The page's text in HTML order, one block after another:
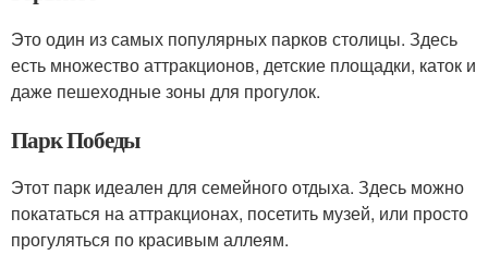
Это один из самых популярных парков столицы. Здесь
есть множество аттракционов, детские площадки, каток и
даже пешеходные зоны для прогулок.
Парк Победы
Этот парк идеален для семейного отдыха. Здесь можно
покататься на аттракционах, посетить музей, или просто
прогуляться по красивым аллеям.